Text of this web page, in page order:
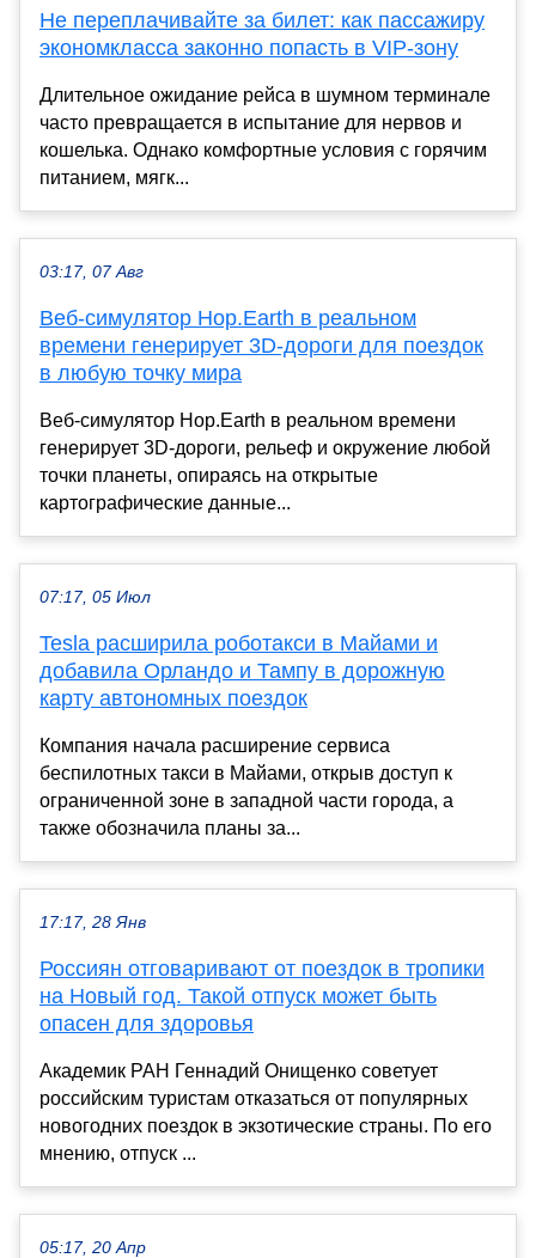
Не переплачивайте за билет: как пассажиру
экономкласса законно попасть в VIP-зону
Длительное ожидание рейса в шумном терминале
часто превращается в испытание для нервов и
кошелька. Однако комфортные условия с горячим
питанием, мягк...
03:17, 07 Авг
Веб-симулятор Hop.Earth в реальном
времени генерирует 3D-дороги для поездок
в любую точку мира
Веб-симулятор Hop.Earth в реальном времени
генерирует 3D-дороги, рельеф и окружение любой
точки планеты, опираясь на открытые
картографические данные...
07:17, 05 Июл
Tesla расширила роботакси в Майами и
добавила Орландо и Тампу в дорожную
карту автономных поездок
Компания начала расширение сервиса
беспилотных такси в Майами, открыв доступ к
ограниченной зоне в западной части города, а
также обозначила планы за...
17:17, 28 Янв
Россиян отговаривают от поездок в тропики
на Новый год. Такой отпуск может быть
опасен для здоровья
Академик РАН Геннадий Онищенко советует
российским туристам отказаться от популярных
новогодних поездок в экзотические страны. По его
мнению, отпуск ...
05:17, 20 Апр